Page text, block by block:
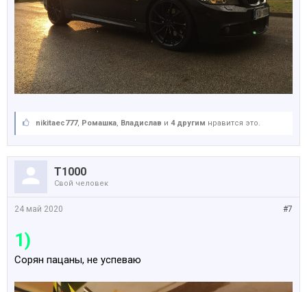
nikitaec777, Ромашка, Владислав и 4 другим нравится это.
Т1000
Свой человек
#7
24 май 2020
1)
Сорян пацаны, не успеваю